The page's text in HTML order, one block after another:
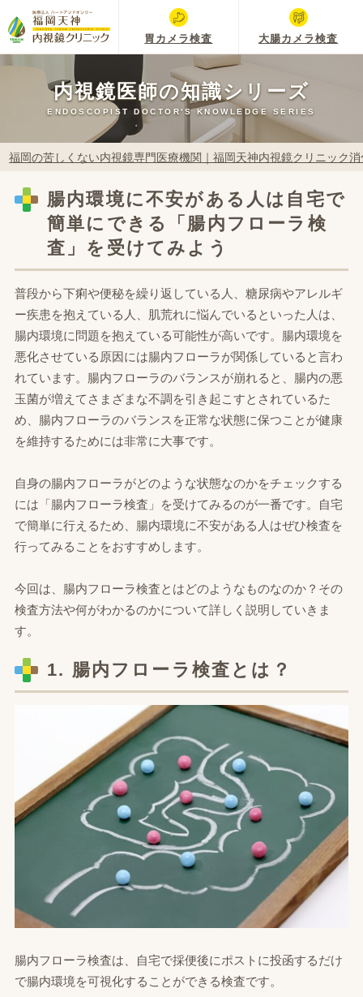
胃カメラ検査 大腸カメラ検査
内視鏡医師の知識シリーズ
ENDOSCOPIST DOCTOR'S KNOWLEDGE SERIES
福岡の苦しくない内視鏡専門医療機関｜福岡天神内視鏡クリニック
腸内環境に不安がある人は自宅で
簡単にできる「腸内フローラ検
査」を受けてみよう
普段から下痢や便秘を繰り返している人、糖尿病やアレルギ
ー疾患を抱えている人、肌荒れに悩んでいるといった人は、
腸内環境に問題を抱えている可能性が高いです。腸内環境を
悪化させている原因には腸内フローラが関係していると言わ
れています。腸内フローラのバランスが崩れると、腸内の悪
玉菌が増えてさまざまな不調を引き起こすとされているた
め、腸内フローラのバランスを正常な状態に保つことが健康
を維持するためには非常に大事です。
自身の腸内フローラがどのような状態なのかをチェックする
には「腸内フローラ検査」を受けてみるのが一番です。自宅
で簡単に行えるため、腸内環境に不安がある人はぜひ検査を
行ってみることをおすすめします。
今回は、腸内フローラ検査とはどのようなものなのか？その
検査方法や何がわかるのかについて詳しく説明していきま
す。
1. 腸内フローラ検査とは？
腸内フローラ検査は、自宅で採便後にポストに投函するだけ
で腸内環境を可視化することができる検査です。